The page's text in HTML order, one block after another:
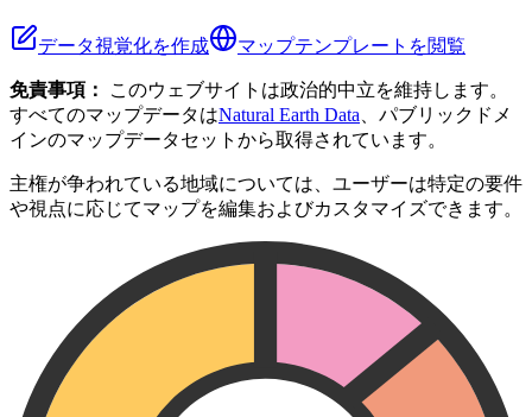
データ視覚化を作成 マップテンプレートを閲覧
免責事項：
このウェブサイトは政治的中立を維持します。
すべてのマップデータはNatural Earth Data 、パブリックドメ
インのマップデータセットから取得されています。
主権が争われている地域については、ユーザーは特定の要件
や視点に応じてマップを編集およびカスタマイズできます。